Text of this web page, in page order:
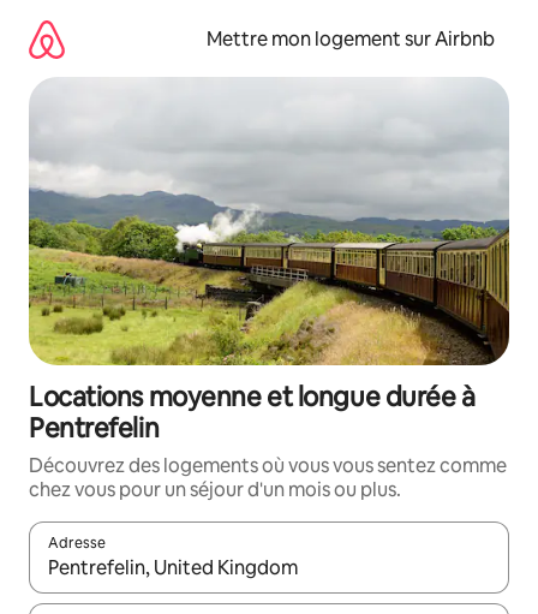
directement
contenu
Mettre mon logement sur Airbnb
Locations moyenne et longue durée à
Pentrefelin
Découvrez des logements où vous vous sentez comme
chez vous pour un séjour d'un mois ou plus.
Adresse
Lorsque les résultats s'affichent, utilisez les flèches vers le